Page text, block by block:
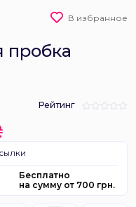
В избранное
пробка
Рейтинг
Бесплатно
на сумму от 700 грн.